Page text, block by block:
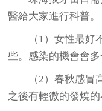
醫給大家進行科普。
（1）女性最
些。感染的機會會多
（2）春秋感
之後有輕微的發燒的